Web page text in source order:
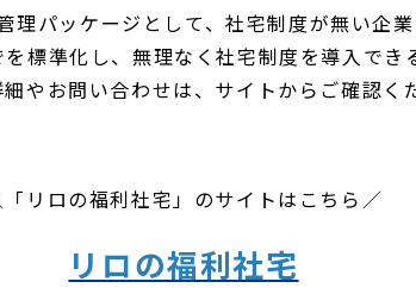
理パッケージとして、社宅制度が無い企業
標準化し、無理なく社宅制度を導入でき
やお問い合わせは、サイトからご確認く
「リロの福利社宅」のサイトはこちら／
リロの福利社宅